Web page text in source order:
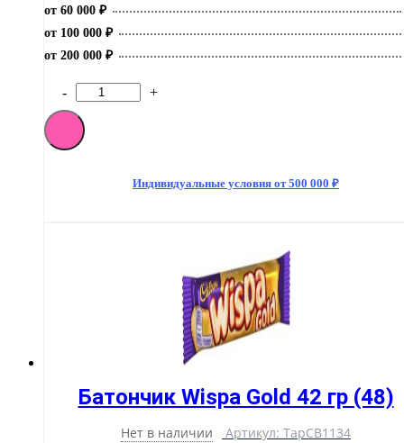
от 60 000 ₽
от 100 000 ₽
от 200 000 ₽
Количество
товара
Батончик
Wispa
- +
Индивидуальные условия от 500 000 ₽
Батончик Wispa Gold 42 гр (48)
Нет в наличии Артикул: ТарCB1134